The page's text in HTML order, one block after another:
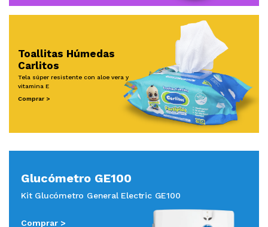
Toallitas Húmedas
Carlitos
Tela súper resistente con aloe vera y
vitamina E
Comprar >
Glucómetro GE100
Kit Glucómetro General Electric GE100
Comprar >